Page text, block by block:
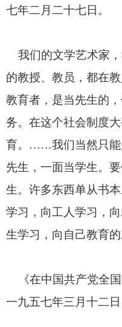
七年二月二十七日
我们的文学艺术家
的教授、教员，都在
教育者，是当先生的
务。在这个社会制度
育。……我们当然只能
先生，一面当学生。
生。许多东西单从书
学习，向工人学习，
生学习，向自己教育的
《在中国共产党全
一九五七年三月十